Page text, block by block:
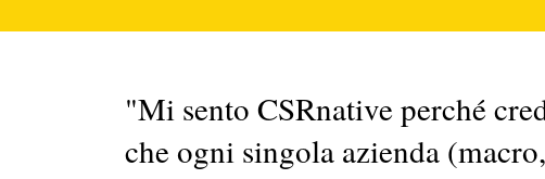
"Mi sento CSRnative perché
che ogni singola azienda (macro,